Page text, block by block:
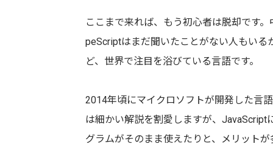
ここまで来れば、もう初心者は脱却です
peScriptはまだ聞いたことがない人もい
ど、世界で注目を浴びている言語です。
2014年頃にマイクロソフトが開発した言
は細かい解説を割愛しますが、
グラムがそのまま使えたりと、メリット